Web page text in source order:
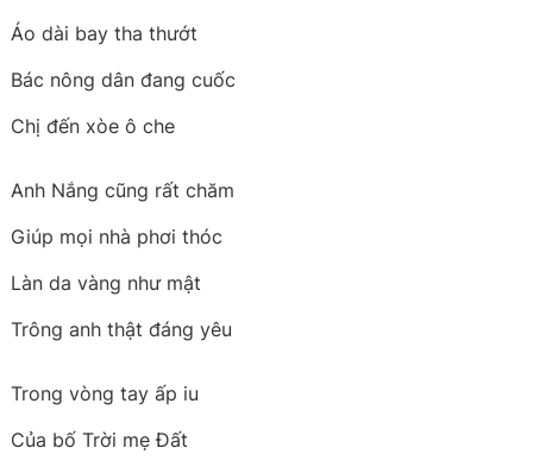
Áo dài bay tha thướt
Bác nông dân đang cuốc
Chị đến xòe ô che
Anh Nắng cũng rất chăm
Giúp mọi nhà phơi thóc
Làn da vàng như mật
Trông anh thật đáng yêu
Trong vòng tay ấp iu
Của bố Trời mẹ Đất